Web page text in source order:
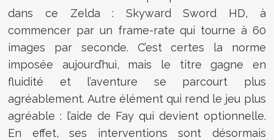
dans ce Zelda : Skyward Sword HD, à
commencer par un frame-rate qui tourne à 60
images par seconde. C’est certes la norme
imposée aujourd’hui, mais le titre gagne en
fluidité et l’aventure se parcourt plus
agréablement. Autre élément qui rend le jeu plus
agréable : l’aide de Fay qui devient optionnelle.
En effet, ses interventions sont désormais